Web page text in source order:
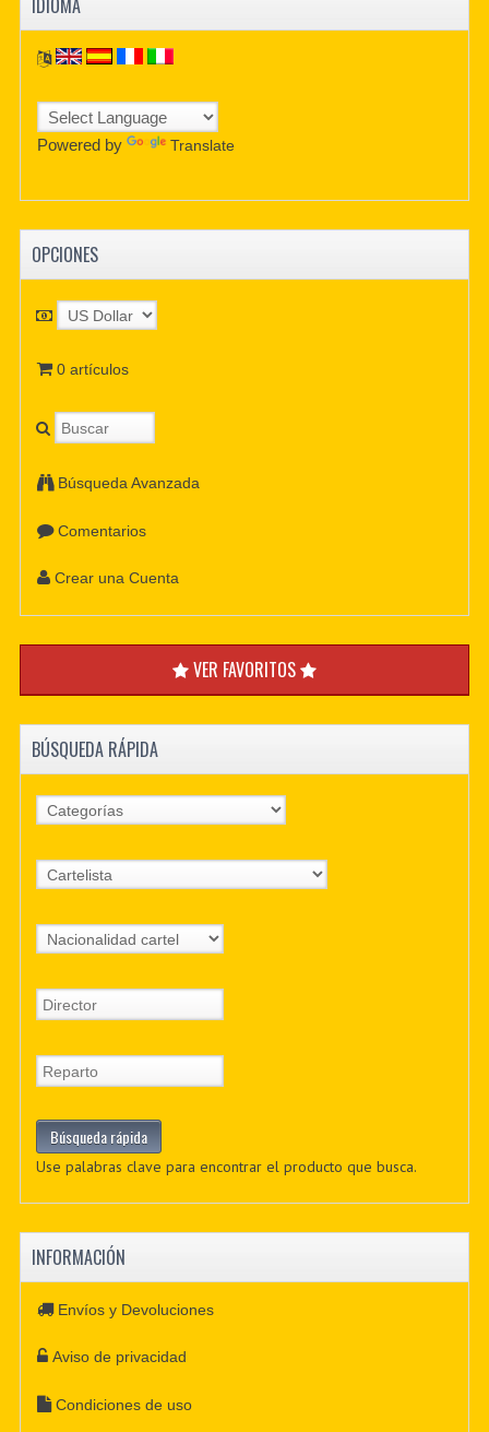
IDIOMA
Powered by Translate
OPCIONES
0 artículos
Búsqueda Avanzada
Comentarios
Crear una Cuenta
VER FAVORITOS
BÚSQUEDA RÁPIDA
Use palabras clave para encontrar el producto que busca.
INFORMACIÓN
Envíos y Devoluciones
Aviso de privacidad
Condiciones de uso